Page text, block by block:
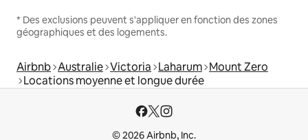
* Des exclusions peuvent s'appliquer en fonction des zones
géographiques et des logements.
Airbnb Australie Victoria Laharum Mount Zero
Locations moyenne et longue durée
© 2026 Airbnb, Inc.